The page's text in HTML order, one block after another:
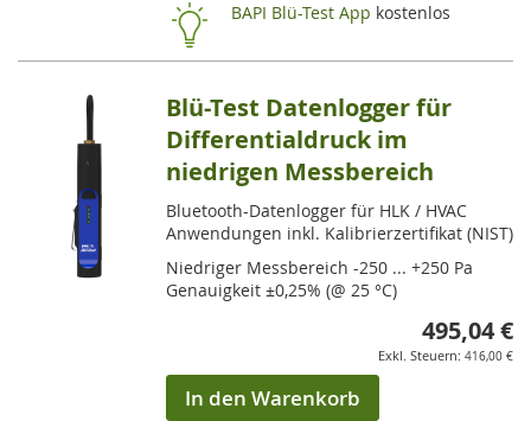
BAPI Blü-Test App kostenlos
Blü-Test Datenlogger für
Differentialdruck im
niedrigen Messbereich
Bluetooth-Datenlogger für HLK / HVAC
Anwendungen inkl. Kalibrierzertifikat (NIST)
Niedriger Messbereich -250 ... +250 Pa
Genauigkeit ±0,25% (@ 25 °C)
495,04 €
416,00 €
In den Warenkorb